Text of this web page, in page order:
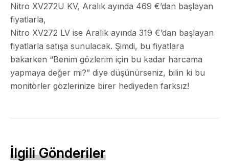
Nitro XV272U KV, Aralık ayında 469 €’dan başlayan
fiyatlarla,
Nitro XV272 LV ise Aralık ayında 319 €’dan başlayan
fiyatlarla satışa sunulacak. Şimdi, bu fiyatlara
bakarken “Benim gözlerim için bu kadar harcama
yapmaya değer mi?” diye düşünürseniz, bilin ki bu
monitörler gözlerinize birer hediyeden farksız!
İlgili Gönderiler